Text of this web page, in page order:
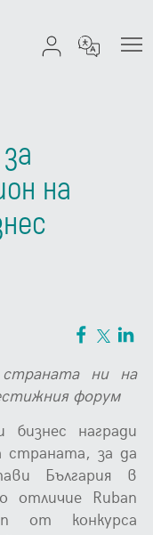
на
ни на
форум
награди
за да
България в
отличие Ruban
от конкурса